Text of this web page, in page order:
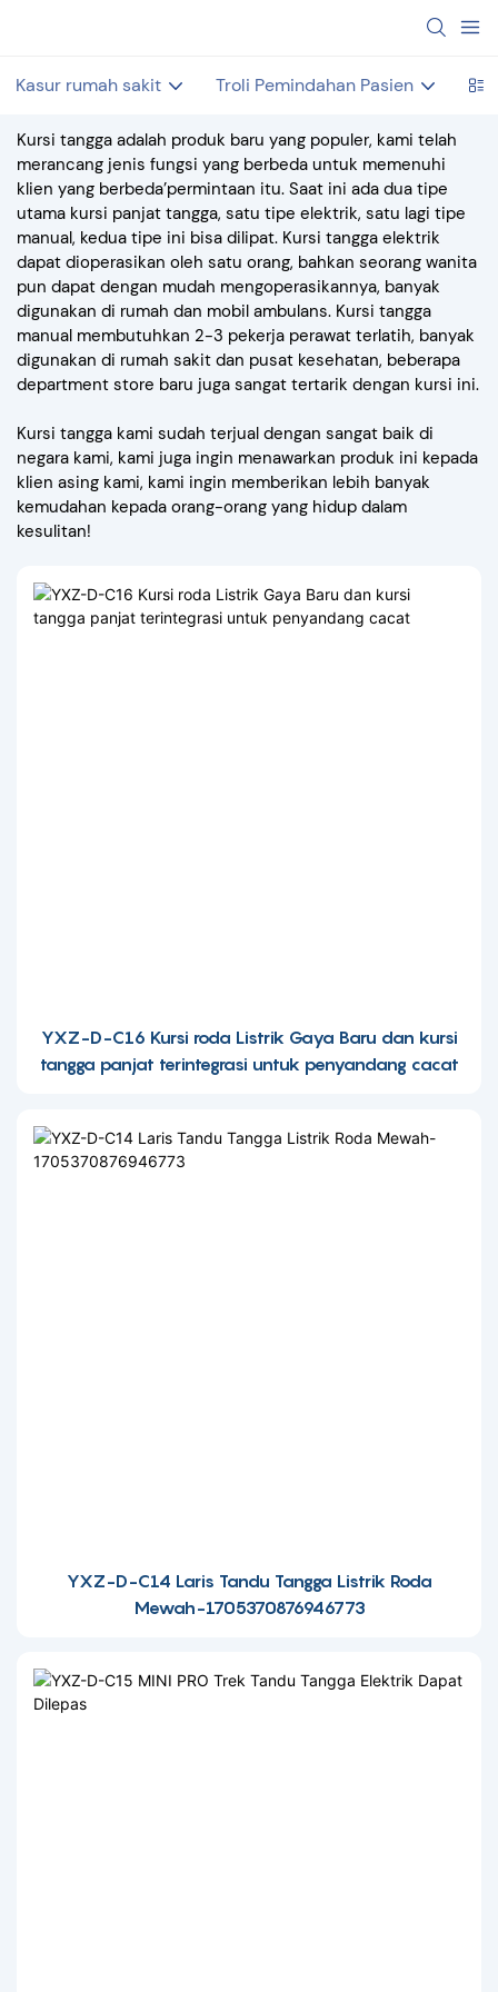
Kasur rumah sakit Troli Pemindahan Pasien
Kursi tangga adalah produk baru yang populer, kami telah
merancang jenis fungsi yang berbeda untuk memenuhi
klien yang berbeda’permintaan itu. Saat ini ada dua tipe
utama kursi panjat tangga, satu tipe elektrik, satu lagi tipe
manual, kedua tipe ini bisa dilipat. Kursi tangga elektrik
dapat dioperasikan oleh satu orang, bahkan seorang wanita
pun dapat dengan mudah mengoperasikannya, banyak
digunakan di rumah dan mobil ambulans. Kursi tangga
manual membutuhkan 2-3 pekerja perawat terlatih, banyak
digunakan di rumah sakit dan pusat kesehatan, beberapa
department store baru juga sangat tertarik dengan kursi ini.
Kursi tangga kami sudah terjual dengan sangat baik di
negara kami, kami juga ingin menawarkan produk ini kepada
klien asing kami, kami ingin memberikan lebih banyak
kemudahan kepada orang-orang yang hidup dalam
kesulitan!
YXZ-D-C16 Kursi roda Listrik Gaya Baru dan kursi
tangga panjat terintegrasi untuk penyandang cacat
YXZ-D-C14 Laris Tandu Tangga Listrik Roda
Mewah-1705370876946773